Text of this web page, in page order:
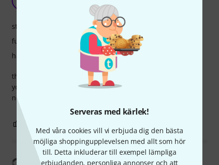
Serveras med kärlek!
Med våra cookies vill vi erbjuda dig den bästa
möjliga shoppingupplevelsen med allt som hör
till. Detta inkluderar till exempel lämpliga
erbjudanden, personliga annonser och att
thud 12.07.2022
this ATA case does exactly what it is supposed to: protects
your instrument. it is sturdy to the touch and the wood is
not flimsy. recommended for anyone with a nord 88
stabilitet
funktion
hantverkskvalitet
0
Visa översättning